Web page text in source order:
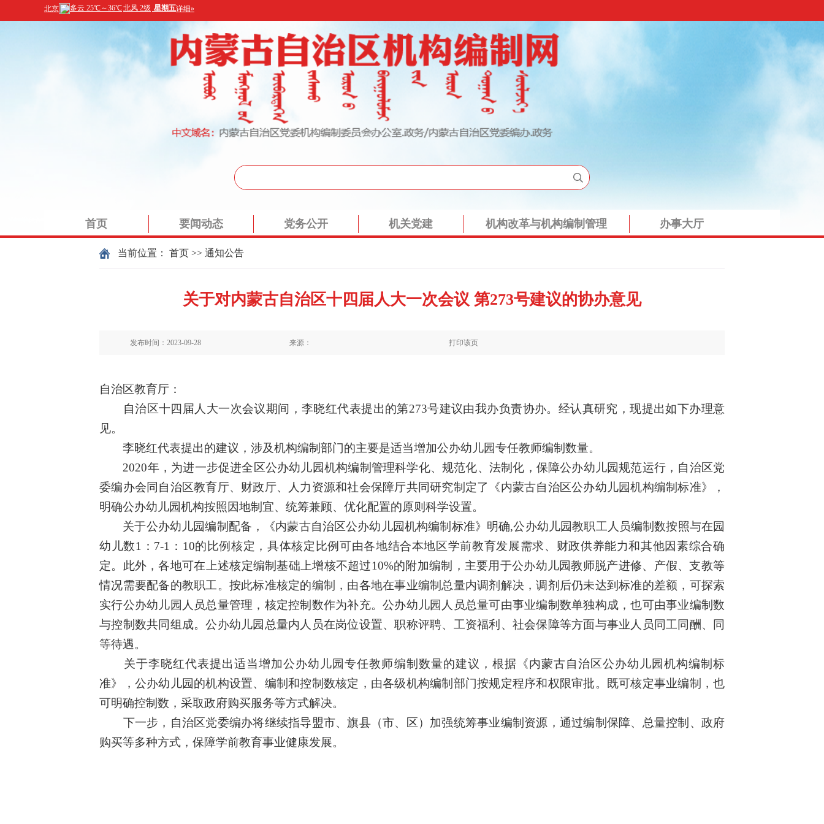
首页 要闻动态 党务公开 机关党建 机构改革与机构编制管理 办事大厅
当前位置： 首页 >> 通知公告
关于对内蒙古自治区十四届人大一次会议 第273号建议的协办意见
发布时间：2023-09-28 来源： 打印该页
自治区教育厅 ：
自治区十四 届人大一次会议期间，李晓红代表提出的第273号建议由我办负责协办。经认真研究，现提出如下办理意
见。
李晓红代表提出的建议，涉及机构编制部门的主要是适当增加公办幼儿园专任教师编制数量。
2020年，为进一步促进全区公办幼儿园机构编制管理科学化、规范化、法制化，保障公办幼儿园规范运行，自治区党
委编办会同自治区教育厅、财政厅、人力资源和社会保障厅共同研究制定了《内蒙古自治区公办幼儿园机构编制标准》，
明确公办幼儿园机构按照因地制宜、统筹兼顾、优化配置的原则科学设置。
关于公办幼儿园编制配备，《内蒙古自治区公办幼儿园机构编制标准》明确,公办幼儿园教职工人员编制数按照与在园
幼儿数1：7-1：10的比例核定，具体核定比例可由各地结合本地区学前教育发展需求、财政供养能力和其他因素综合确
定。此外，各地可在上述核定编制基础上增核不超过10%的附加编制，主要用于公办幼儿园教师脱产进修、产假、支教等
情况需要配备的教职工。按此标准核定的编制，由各地在事业编制总量内调剂解决，调剂后仍未达到标准的差额，可探索
实行公办幼儿园人员总量管理，核定控制数作为补充。公办幼儿园人员总量可由事业编制数单独构成，也可由事业编制数
与控制数共同组成。公办幼儿园总量内人员在岗位设置、职称评聘、工资福利、社会保障等方面与事业人员同工同酬、同
等待遇。
关于李晓红代表提出适当增加公办幼儿园专任教师编制数量的建议，根据 《内蒙古自治区公办幼儿园机构编制标
准》， 公办幼儿园的机构设置、编制和控制数核定，由各级机构编制部门按规定程序和权限审批。
既可核定事业编制，也
可明确控制数，采取政府购买服务等方式解决。
下一步，自治区党委编办将继续指导盟市、旗县（市、区）加强统筹事业编制资源，通过编制保障、总量控制、政府
购买等多种方式 ， 保障学前教育事业健康发展。